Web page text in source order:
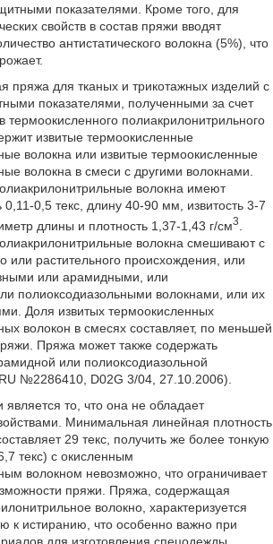
показателями. Кроме того, для
свойств в состав пряжи вводят
антистатического волокна (5%), что
пряжа для тканых и трикотажных изделий с
показателями, полученными за счет
термоокисленного полиакрилонитрильного
извитые термоокисленные
волокна или извитые термоокисленные
волокна в смеси с другими волокнами.
волокна имеют
0,5 текс, длину 40-90 мм, извитость 3-7
длины и плотность 1,37-1,43 г/см3
волокна смешивают с
или растительного происхождения, или
или арамидными, или
полиоксодиазольными волокнами, или их
Доля извитых термоокисленных
волокон в смесях составляет, по меньшей
Пряжа может также содержать
или полиоксодиазольной
№2286410, D02G 3/04, 27.10.2006).
то, что она не обладает
Минимальная линейная плотность
29 текс, получить же более тонкую
текс) с окисленным
волокном невозможно, что ограничивает
пряжи. Пряжа, содержащая
волокно, характеризуется
к истиранию, что особенно важно при
для изготовления спецодежды.